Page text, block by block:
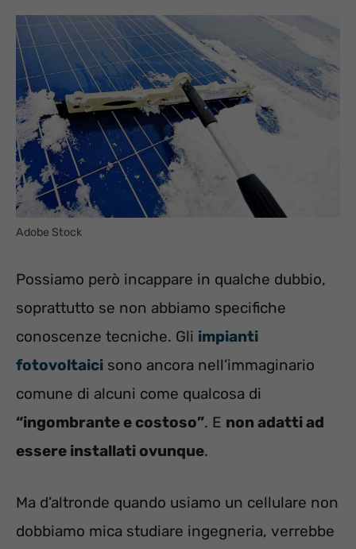
Adobe Stock
Possiamo però incappare in qualche dubbio,
soprattutto se non abbiamo specifiche
conoscenze tecniche. Gli impianti
fotovoltaici sono ancora nell’immaginario
comune di alcuni come qualcosa di
“ingombrante e costoso”. E non adatti ad
essere installati ovunque.
Ma d’altronde quando usiamo un cellulare non
dobbiamo mica studiare ingegneria, verrebbe